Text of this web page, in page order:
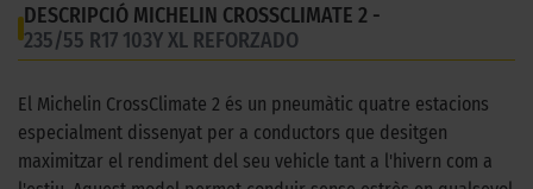
DESCRIPCIÓ MICHELIN CROSSCLIMATE 2 -
235/55 R17 103Y XL REFORZADO
El Michelin CrossClimate 2 és un pneumàtic quatre estacions
especialment dissenyat per a conductors que desitgen
maximitzar el rendiment del seu vehicle tant a l'hivern com a